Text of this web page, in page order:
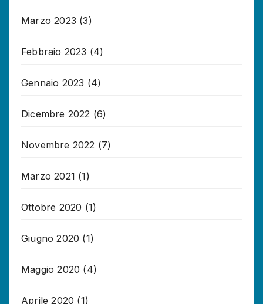
Marzo 2023 (3)
Febbraio 2023 (4)
Gennaio 2023 (4)
Dicembre 2022 (6)
Novembre 2022 (7)
Marzo 2021 (1)
Ottobre 2020 (1)
Giugno 2020 (1)
Maggio 2020 (4)
Aprile 2020 (1)